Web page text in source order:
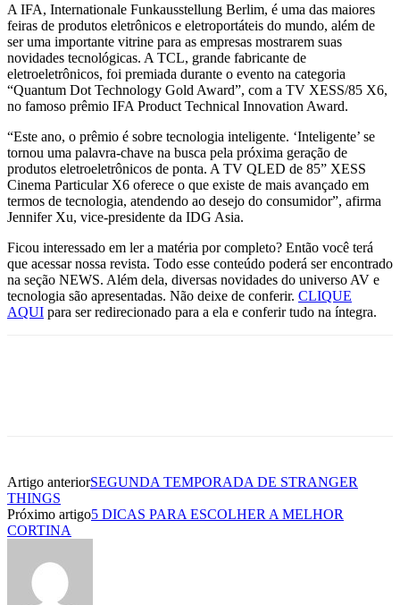
A IFA, Internationale Funkausstellung Berlim, é uma das maiores
feiras de produtos eletrônicos e eletroportáteis do mundo, além de
ser uma importante vitrine para as empresas mostrarem suas
novidades tecnológicas. A TCL, grande fabricante de
eletroeletrônicos, foi premiada durante o evento na categoria
“Quantum Dot Technology Gold Award”, com a TV XESS/85 X6,
no famoso prêmio IFA Product Technical Innovation Award.
“Este ano, o prêmio é sobre tecnologia inteligente. ‘Inteligente’ se
tornou uma palavra-chave na busca pela próxima geração de
produtos eletroeletrônicos de ponta. A TV QLED de 85” XESS
Cinema Particular X6 oferece o que existe de mais avançado em
termos de tecnologia, atendendo ao desejo do consumidor”, afirma
Jennifer Xu, vice-presidente da IDG Asia.
Ficou interessado em ler a matéria por completo? Então você terá
que acessar nossa revista. Todo esse conteúdo poderá ser encontrado
na seção NEWS. Além dela, diversas novidades do universo AV e
tecnologia são apresentadas. Não deixe de conferir. CLIQUE
AQUI para ser redirecionado para a ela e conferir tudo na íntegra.
Artigo anteriorSEGUNDA TEMPORADA DE STRANGER
THINGS
Próximo artigo5 DICAS PARA ESCOLHER A MELHOR
CORTINA